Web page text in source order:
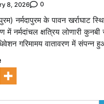
8, 2026 0
नर्मदापुरम के पावन खर्राघाट
में नर्मदांचल क्षत्रिय लोणारी
गरिमामय वातावरण में